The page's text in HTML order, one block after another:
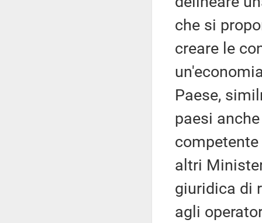
che si
creare le
Paese,
paesi
altri
giuridica di
agli